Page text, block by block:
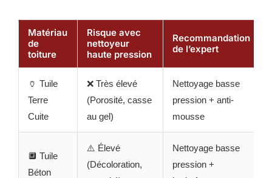
Matériau
de
toiture
Risque avec
nettoyeur
haute pression
Recommandation
de l’expert
🏺 Tuile
Terre
Cuite
❌ Très élevé
(Porosité, casse
au gel)
Nettoyage basse
pression + anti-
mousse
🔲 Tuile
Béton
⚠️ Élevé
(Décoloration,
Nettoyage basse
pression +